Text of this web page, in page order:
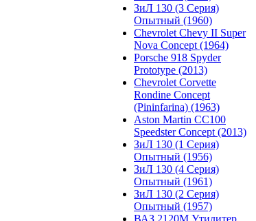
ЗиЛ 130 (3 Серия)
Опытный (1960)
Chevrolet Chevy II Super
Nova Concept (1964)
Porsche 918 Spyder
Prototype (2013)
Chevrolet Corvette
Rondine Concept
(Pininfarina) (1963)
Aston Martin CC100
Speedster Concept (2013)
ЗиЛ 130 (1 Серия)
Опытный (1956)
ЗиЛ 130 (4 Серия)
Опытный (1961)
ЗиЛ 130 (2 Серия)
Опытный (1957)